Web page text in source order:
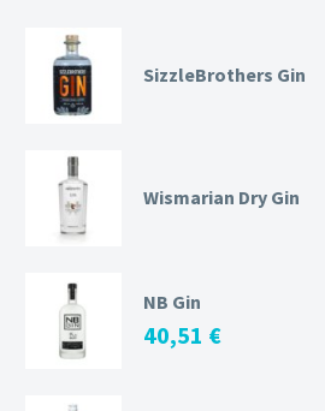
SizzleBrothers Gin
Wismarian Dry Gin
NB Gin
40,51 €